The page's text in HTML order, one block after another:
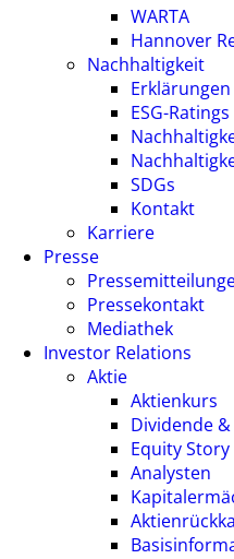
WARTA
Hannover
Nachhaltigkeit
ESG-Ratings
SDGs
Kontakt
Karriere
Presse
Pressekontakt
Mediathek
Investor Relations
Aktie
Aktienkurs
Dividende
Equity Story
Analysten